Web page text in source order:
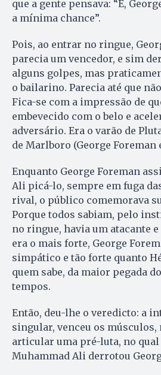
que a gente pensava: “É,
a mínima chance”.
Pois, ao entrar no ringue,
parecia um vencedor, e sim
alguns golpes, mas
o bailarino. Parecia até que
Fica-se com a impressão de
embevecido com o belo e
adversário. Era o varão de
de Marlboro (George Foreman
Enquanto George Foreman
Ali picá-lo, sempre em fuga
rival, o público comemorava
Porque todos sabiam, pelo
no ringue, havia um atacante
era o mais forte, George
simpático e tão forte quanto
quem sabe, da maior pegada
tempos.
Então, deu-lhe o veredicto: a
singular, venceu os músculos,
articular uma pré-luta, no qual
Muhammad Ali derrotou